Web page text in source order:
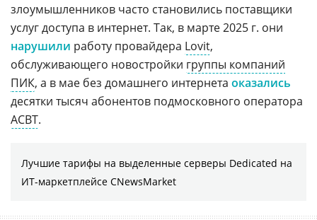
злоумышленников часто становились поставщики
услуг доступа в интернет. Так, в марте 2025 г. они
нарушили работу провайдера Lovit,
обслуживающего новостройки группы компаний
ПИК, а в мае без домашнего интернета оказались
десятки тысяч абонентов подмосковного оператора
АСВТ.
Лучшие тарифы на выделенные серверы Dedicated на
ИТ-маркетплейсе CNewsMarket